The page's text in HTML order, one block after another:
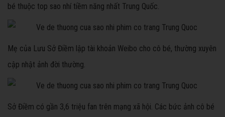
bé thuộc top sao nhí tiềm năng nhất Trung Quốc.
Mẹ của Lưu Sở Điềm lập tài khoản Weibo cho cô bé, thường xuyên
cập nhật ảnh đời thường.
Sở Điềm có gần 3,6 triệu fan trên mạng xã hội. Các bức ảnh cô bé